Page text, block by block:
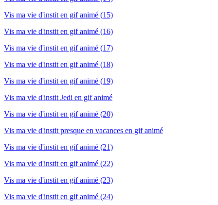
Vis ma vie d'instit en gif animé (15)
Vis ma vie d'instit en gif animé (16)
Vis ma vie d'instit en gif animé (17)
Vis ma vie d'instit en gif animé (18)
Vis ma vie d'instit en gif animé (19)
Vis ma vie d'instit Jedi en gif animé
Vis ma vie d'instit en gif animé (20)
Vis ma vie d'instit presque en vacances en gif animé
Vis ma vie d'instit en gif animé (21)
Vis ma vie d'instit en gif animé (22)
Vis ma vie d'instit en gif animé (23)
Vis ma vie d'instit en gif animé (24)